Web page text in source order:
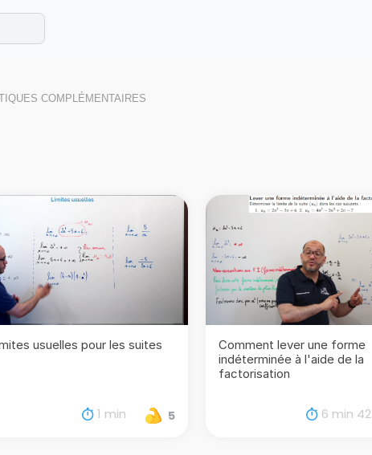
été !
corrigés en vidéo.
COMPLÉMENTAIRES
usuelles pour les suites
1 min 5
Comment lever une forme
indéterminée à l'aide de la
factorisation
6 min 42